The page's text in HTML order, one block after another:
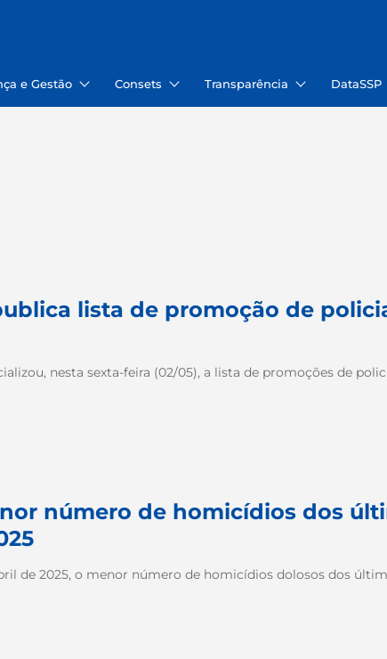
e Gestão Consets Transparência DataSSP
lista de promoção de
nesta sexta-feira (02/05), a lista de promoções de
número de homicídios dos
de 2025, o menor número de homicídios dolosos dos